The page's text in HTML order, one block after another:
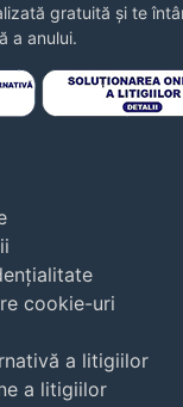
gratuită și te
a anului.
cookie-uri
a litigiilor
a litigiilor